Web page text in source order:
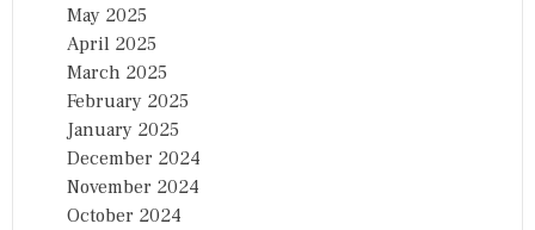
May 2025
April 2025
March 2025
February 2025
January 2025
December 2024
November 2024
October 2024